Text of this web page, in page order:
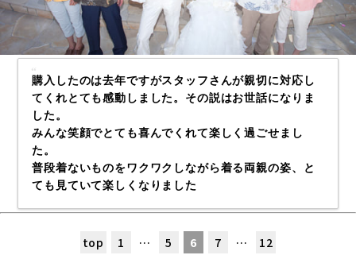
購入したのは去年ですがスタッフさんが親切に対応し
てくれとても感動しました。その説はお世話になりま
した。
みんな笑顔でとても喜んでくれて楽しく過ごせまし
た。
普段着ないものをワクワクしながら着る両親の姿、と
ても見ていて楽しくなりました
top 1 … 5 6 7 … 12